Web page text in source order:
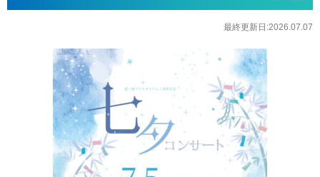
最終更新日:2026.07.07